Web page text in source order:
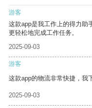
游客
这款app是我工作上的得力助
更轻松地完成工作任务。
2025-09-03
游客
这款app的物流非常快捷，我
2025-09-03